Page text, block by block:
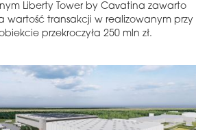
Liberty Tower by Cavatina zawarto
wartość transakcji w realizowanym przy
przekroczyła 250 mln zł.